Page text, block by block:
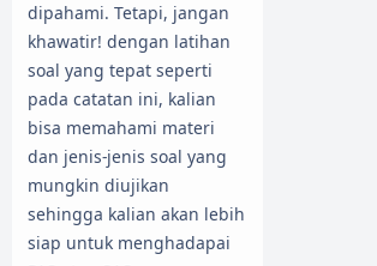
dipahami. Tetapi, jangan
khawatir! dengan latihan
soal yang tepat seperti
pada catatan ini, kalian
bisa memahami materi
dan jenis-jenis soal yang
mungkin diujikan
sehingga kalian akan lebih
siap untuk menghadapai